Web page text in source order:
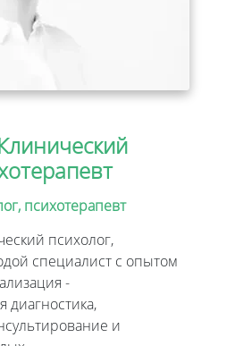
психотерапевт
психолог,
специалист с опытом
-
диагностика,
и